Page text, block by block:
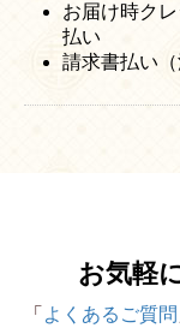
お届け時ク
払い
請求書払い
お気軽
「 よくあるご質問